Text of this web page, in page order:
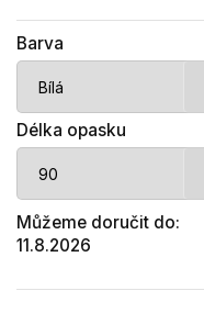
Barva
Délka opasku
Můžeme doručit do:
11.8.2026